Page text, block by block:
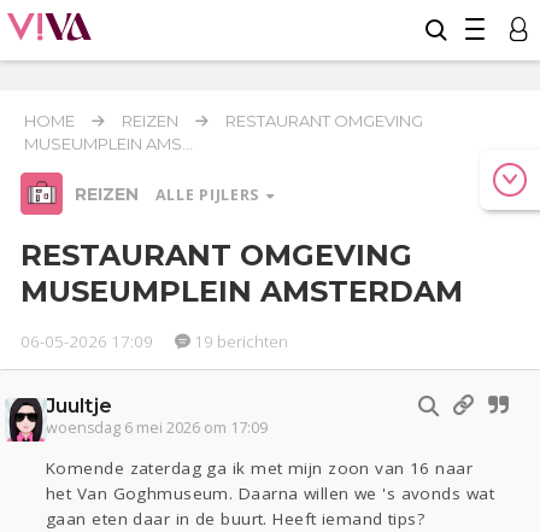
HOME REIZEN
RESTAURANT OMGEVING
MUSEUMPLEIN AMS...
REIZEN ALLE PIJLERS
Relaties Werk & Studie Geld & Recht
Seks
Overig
Oekraïne
Kinderen
Digi Eten
Mode & Beauty
Zwanger
Psyche Thuis
RESTAURANT OMGEVING
MUSEUMPLEIN AMSTERDAM
06-05-2026 17:09 19 berichten
Juultje
woensdag 6 mei 2026 om 17:09
Komende zaterdag ga ik met mijn zoon van 16 naar
het Van Goghmuseum. Daarna willen we 's avonds wat
gaan eten daar in de buurt. Heeft iemand tips?